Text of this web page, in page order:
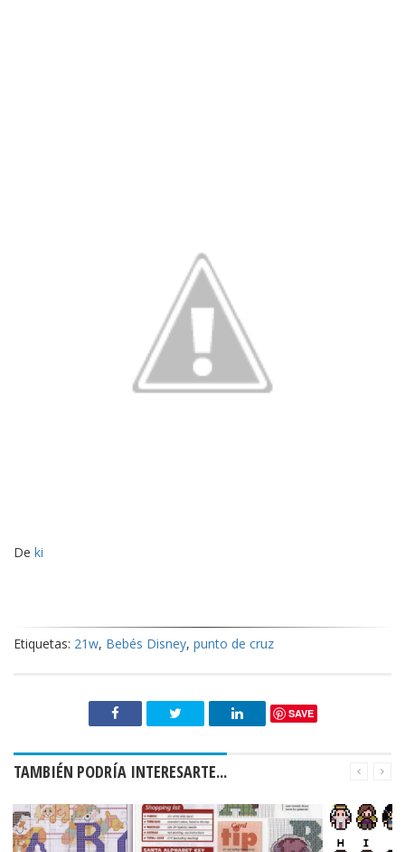
De ki
Etiquetas: 21w, Bebés Disney, punto de cruz
SAVE
TAMBIÉN PODRÍA INTERESARTE...